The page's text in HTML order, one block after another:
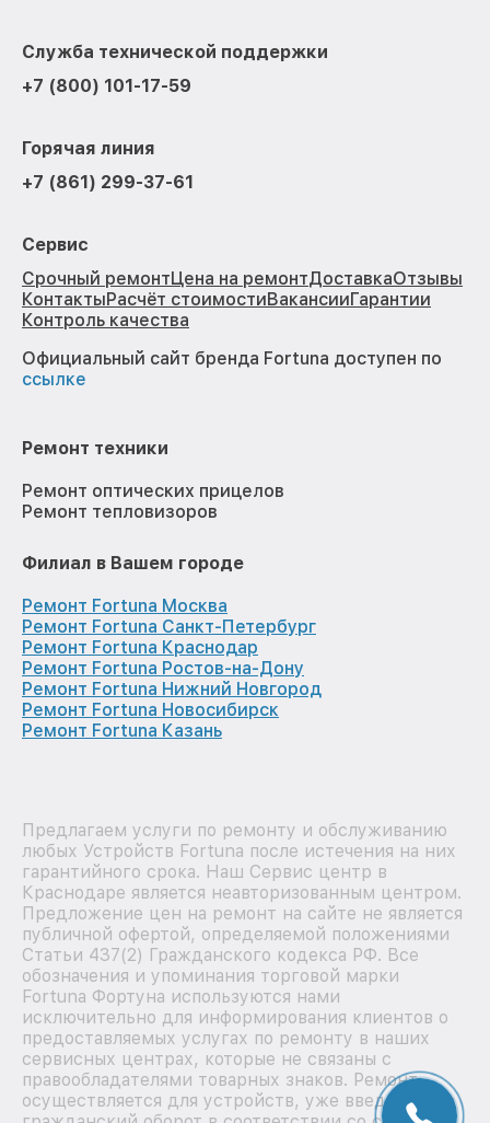
Служба технической поддержки
+7 (800) 101-17-59
Горячая линия
+7 (861) 299-37-61
Сервис
Срочный ремонтЦена на ремонтДоставкаОтзывы
КонтактыРасчёт стоимостиВакансииГарантии
Контроль качества
Официальный сайт бренда Fortuna доступен по
ссылке
Ремонт техники
Ремонт оптических прицелов
Ремонт тепловизоров
Филиал в Вашем городе
Ремонт Fortuna Москва
Ремонт Fortuna Санкт-Петербург
Ремонт Fortuna Краснодар
Ремонт Fortuna Ростов-на-Дону
Ремонт Fortuna Нижний Новгород
Ремонт Fortuna Новосибирск
Ремонт Fortuna Казань
Предлагаем услуги по ремонту и обслуживанию
любых Устройств Fortuna после истечения на них
гарантийного срока. Наш Сервис центр в
Краснодаре является неавторизованным центром.
Предложение цен на ремонт на сайте не является
публичной офертой, определяемой положениями
Статьи 437(2) Гражданского кодекса РФ. Все
обозначения и упоминания торговой марки
Fortuna Фортуна используются нами
исключительно для информирования клиентов о
предоставляемых услугах по ремонту в наших
сервисных центрах, которые не связаны с
правообладателями товарных знаков. Ремонт
осуществляется для устройств, уже введенных в